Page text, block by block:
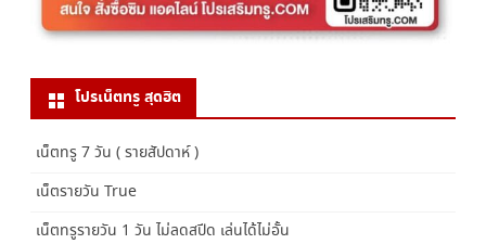
โปรเน็ตทรู สุดฮิต
เน็ตทรู 7 วัน ( รายสัปดาห์ )
เน็ตรายวัน True
เน็ตทรูรายวัน 1 วัน ไม่ลดสปีด เล่นได้ไม่อั้น